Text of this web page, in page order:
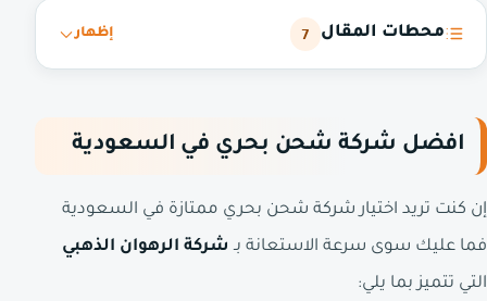
محطات المقال 7 إظهار
افضل شركة شحن بحري في السعودية
إن كنت تريد اختيار شركة شحن بحري ممتازة في السعودية
فما عليك سوى سرعة الاستعانة بـ شركة الرهوان الذهبي
التي تتميز بما يلي: